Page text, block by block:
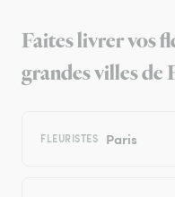
Faites livrer vos
grandes villes de
FLEURISTES Paris